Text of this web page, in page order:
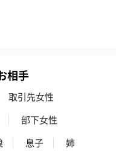
相手
取引先女性
部下女性
息子
姉